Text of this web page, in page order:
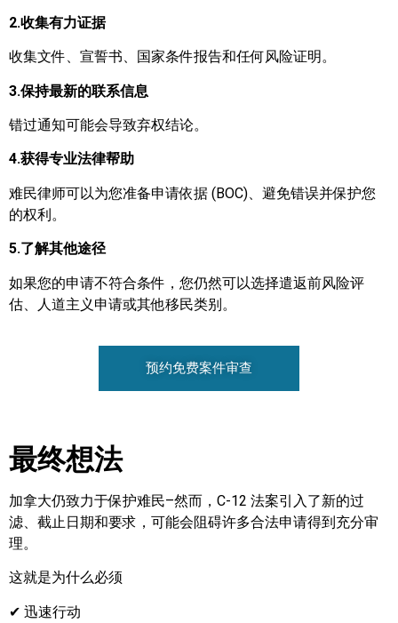
2.收集有力证据
收集文件、宣誓书、国家条件报告和任何风险证明。
3.保持最新的联系信息
错过通知可能会导致弃权结论。
4.获得专业法律帮助
难民律师可以为您准备申请依据 (BOC)、避免错误并保护您
的权利。
5.了解其他途径
如果您的申请不符合条件，您仍然可以选择遣返前风险评
估、人道主义申请或其他移民类别。
预约免费案件审查
最终想法
加拿大仍致力于保护难民–然而，C-12 法案引入了新的过
滤、截止日期和要求，可能会阻碍许多合法申请得到充分审
理。
这就是为什么必须
✔ 迅速行动